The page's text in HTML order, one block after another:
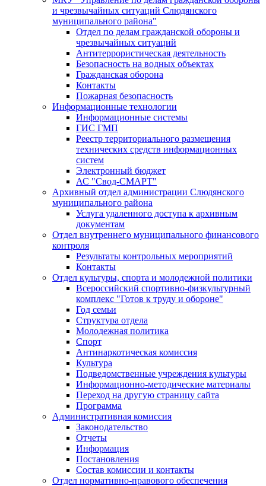
и чрезвычайных ситуаций Слюдянского
муниципального района"
Отдел по делам гражданской обороны и
чрезвычайных ситуаций
Антитеррористическая деятельность
Безопасность на водных объектах
Гражданская оборона
Контакты
Пожарная безопасность
Информационные технологии
Информационные системы
ГИС ГМП
Реестр территориального размещения
технических средств информационных
систем
Электронный бюджет
АС "Свод-СМАРТ"
Архивный отдел администрации Слюдянского
муниципального района
Услуга удаленного доступа к архивным
документам
Отдел внутреннего муниципального финансового
контроля
Результаты контрольных мероприятий
Контакты
Отдел культуры, спорта и молодежной политики
Всероссийский спортивно-физкультурный
комплекс "Готов к труду и обороне"
Год семьи
Структура отдела
Молодежная политика
Спорт
Антинаркотическая комиссия
Культура
Подведомственные учреждения культуры
Информационно-методические материалы
Переход на другую страницу сайта
Программа
Административная комиссия
Законодательство
Отчеты
Информация
Постановления
Состав комиссии и контакты
Отдел нормативно-правового обеспечения